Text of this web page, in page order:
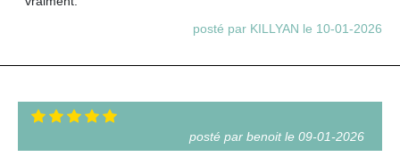
posté par KILLYAN le 10-01-2026
posté par benoit le 09-01-2026